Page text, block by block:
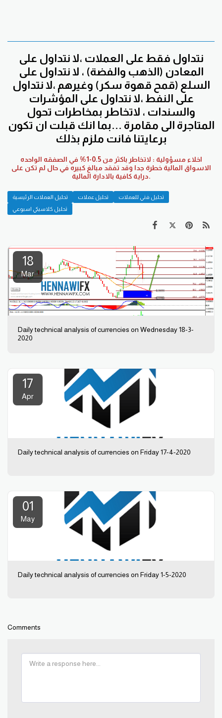
نتداول فقط على العملات ،لا نتداول على
المعادن (الذهب والفضة) ، لا نتداول على
السلع (قمح قهوة سكر) وغيرهم ،لا نتداول
على النفط ،لا نتداول على المؤشرات
والسندات ، لاتخاطر بمخاطرات تحول
المتاجرة الى مقامرة ...بما انك قبلت ان تكون
برعايتنا فانت ملزم بذلك
اخلاء مسؤولية : لاتخاطر باكثر من 0.5-1% في الصفقه الواحده
الاسواق المالية خطرة جدا وقد تفقد مبالغ كبيره في حال لم تكن على
دراية كافية بالادارة المالية.
تحليل العملات الرئيسية تحليل عملات
تحليل فني للعملات
تحليل كلاسيكي اسبوعي
18
Mar
Daily technical analysis of currencies on Wednesday 18-3-
2020
17
Apr
Daily technical analysis of currencies on Friday 17-4-2020
01
May
Daily technical analysis of currencies on Friday 1-5-2020
Comments